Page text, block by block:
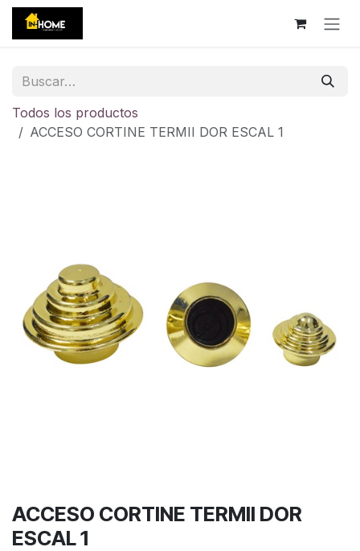
Ir al contenido
Todos los productos
ACCESO CORTINE TERMII DOR ESCAL 1
ACCESO CORTINE TERMII DOR
ESCAL 1